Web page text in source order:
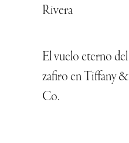
Rivera
El vuelo eterno del
zafiro en Tiffany &
Co.